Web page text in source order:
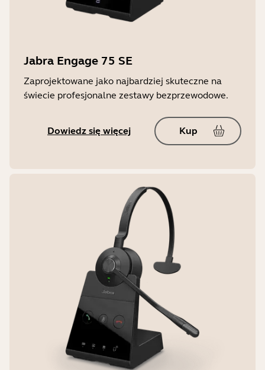
Jabra Engage 75 SE
Zaprojektowane jako najbardziej skuteczne na
świecie profesjonalne zestawy bezprzewodowe.
Dowiedz się więcej Kup